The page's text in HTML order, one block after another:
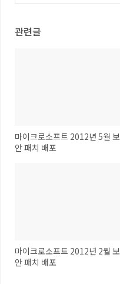
관련글
마이크로소프트 2012년 5월 보
안 패치 배포
마이크로소프트 2012년 2월 보
안 패치 배포